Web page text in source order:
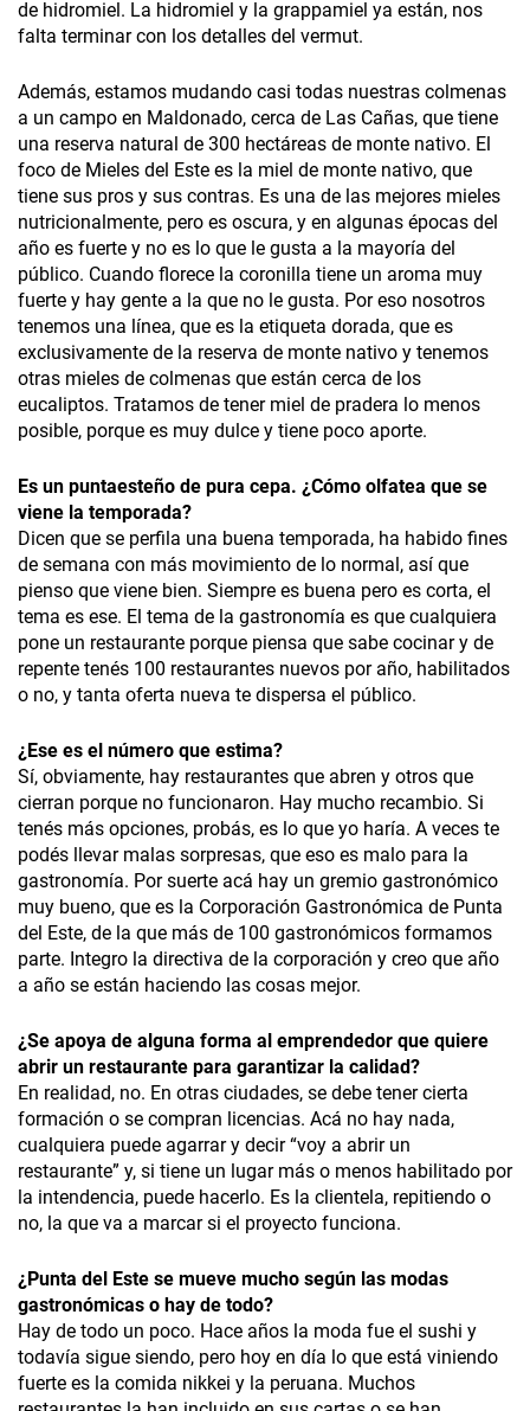
de hidromiel. La hidromiel y la grappamiel ya están, nos
falta terminar con los detalles del vermut.
Además, estamos mudando casi todas nuestras colmenas
a un campo en Maldonado, cerca de Las Cañas, que tiene
una reserva natural de 300 hectáreas de monte nativo. El
foco de Mieles del Este es la miel de monte nativo, que
tiene sus pros y sus contras. Es una de las mejores mieles
nutricionalmente, pero es oscura, y en algunas épocas del
año es fuerte y no es lo que le gusta a la mayoría del
público. Cuando florece la coronilla tiene un aroma muy
fuerte y hay gente a la que no le gusta. Por eso nosotros
tenemos una línea, que es la etiqueta dorada, que es
exclusivamente de la reserva de monte nativo y tenemos
otras mieles de colmenas que están cerca de los
eucaliptos. Tratamos de tener miel de pradera lo menos
posible, porque es muy dulce y tiene poco aporte.
Es un puntaesteño de pura cepa. ¿Cómo olfatea que se
viene la temporada?
Dicen que se perfila una buena temporada, ha habido fines
de semana con más movimiento de lo normal, así que
pienso que viene bien. Siempre es buena pero es corta, el
tema es ese. El tema de la gastronomía es que cualquiera
pone un restaurante porque piensa que sabe cocinar y de
repente tenés 100 restaurantes nuevos por año, habilitados
o no, y tanta oferta nueva te dispersa el público.
¿Ese es el número que estima?
Sí, obviamente, hay restaurantes que abren y otros que
cierran porque no funcionaron. Hay mucho recambio. Si
tenés más opciones, probás, es lo que yo haría. A veces te
podés llevar malas sorpresas, que eso es malo para la
gastronomía. Por suerte acá hay un gremio gastronómico
muy bueno, que es la Corporación Gastronómica de Punta
del Este, de la que más de 100 gastronómicos formamos
parte. Integro la directiva de la corporación y creo que año
a año se están haciendo las cosas mejor.
¿Se apoya de alguna forma al emprendedor que quiere
abrir un restaurante para garantizar la calidad?
En realidad, no. En otras ciudades, se debe tener cierta
formación o se compran licencias. Acá no hay nada,
cualquiera puede agarrar y decir “voy a abrir un
restaurante” y, si tiene un lugar más o menos habilitado por
la intendencia, puede hacerlo. Es la clientela, repitiendo o
no, la que va a marcar si el proyecto funciona.
¿Punta del Este se mueve mucho según las modas
gastronómicas o hay de todo?
Hay de todo un poco. Hace años la moda fue el sushi y
todavía sigue siendo, pero hoy en día lo que está viniendo
fuerte es la comida nikkei y la peruana. Muchos